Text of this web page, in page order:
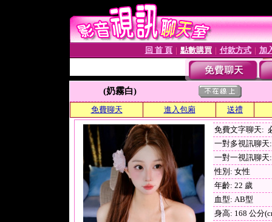
回 首 頁 點數購買│ 付款方式│ 加
(奶霧白)
免費聊天 進入包廂 送禮
免費文字聊天:
一對多視訊聊天
一對一視訊聊天
性別: 女性
年齡: 22 歲
血型: AB型
身高: 168 公分